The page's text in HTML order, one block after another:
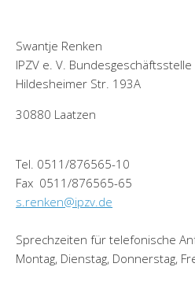
Swantje Renken
IPZV e. V. Bundesgeschäftsstelle
Hildesheimer Str. 193A
30880 Laatzen
Tel. 0511/876565-10
Fax 0511/876565-65
s.renken@ipzv.de
Sprechzeiten für telefonische
Montag, Dienstag, Donnerstag,